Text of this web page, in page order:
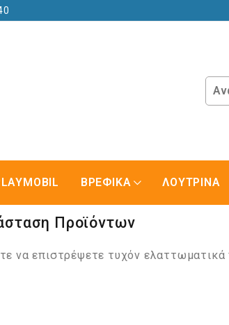
ΒΡΕΦΙΚΑ ΛΟΥΤΡΙΝΑ
Προϊόντων
να επιστρέψετε τυχόν